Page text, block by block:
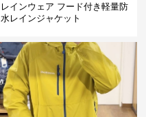
レインウェア フード付き軽量防
水レインジャケット